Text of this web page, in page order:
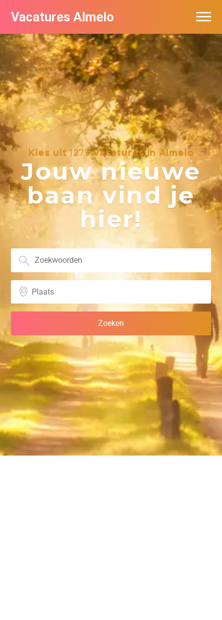
Vacatures Almelo
Kies uit1279vacatures in Almelo
Jouw nieuwe
baan vind je
hier!
Vacatures per bedrijf
De populairste vacatures in Almelo
Nieuwsbrief feed